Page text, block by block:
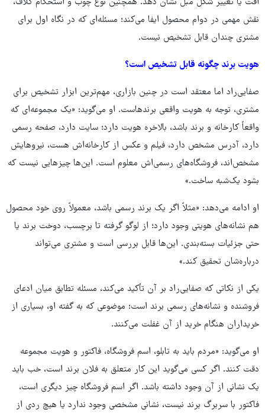
نقش مهمی در دوام محصول ایفا می‌کند؛ مسئله‌ای که در نگاه اول برای
مشتری چندان قابل تشخیص نیست.
هویت برند چگونه قابل تشخیص است؟
صفایی‌راد اما معتقد است در چنین بازاری، مهم‌ترین ابزار تشخیص برای
مشتری، توجه به هویت واقعی برندهاست. او می‌گوید: «یک مجموعه‌ای که
واقعاً کارخانه و برند باشد، بالاخره هویت دارد؛ سایت دارد، صفحه رسمی
دارد، آدرس مشخص دارد، فیلم و عکس از کارخانه‌اش هست، نیروهایش
مشخص‌اند، فروشگاه‌های رسمی‌اش معلوم است. این‌ها چیزهایی نیست که
بشود یک‌شبه ساخت.»
او ادامه می‌دهد: «مثلاً اگر یک برند رسمی باشد، معمولاً روی خود محصول
هم نشانه‌های هویتی وجود دارد؛ از لوگو گرفته تا برچسب، دوخت برند یا
حتی جزئیات بسته‌بندی. این‌ها قابل بررسی است و مشتری می‌تواند
درباره‌شان تحقیق کند.»
یکی از نکاتی که صفایی‌راد بر آن تأکید می‌کند، مسئله تطابق میان ادعای
فروشنده و نشانه‌های رسمی برند است؛ موضوعی که به گفته او، بسیاری از
خریداران هنگام خرید از آن غفلت می‌کنند.
او می‌گوید: «مردم باید به تابلو، اسم فروشگاه، فاکتور و هویت مجموعه
دقت کنند. اگر کسی می‌گوید این کار متعلق به فلان برند است، خب باید
یک نشانی از آن وجود داشته باشد. اگر اسم فروشگاه چیز دیگری است،
فاکتور با سربرگ برند نیست، نشانی مشخصی وجود ندارد یا هیچ ردی از